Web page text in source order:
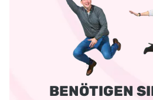
BENÖTIGEN